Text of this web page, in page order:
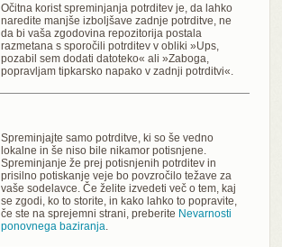
Očitna korist spreminjanja potrditev je, da lahko
naredite manjše izboljšave zadnje potrditve, ne
da bi vaša zgodovina repozitorija postala
razmetana s sporočili potrditev v obliki »Ups,
pozabil sem dodati datoteko« ali »Zaboga,
popravljam tipkarsko napako v zadnji potrditvi«.
Spreminjajte samo potrditve, ki so še vedno
lokalne in še niso bile nikamor potisnjene.
Spreminjanje že prej potisnjenih potrditev in
prisilno potiskanje veje bo povzročilo težave za
vaše sodelavce. Če želite izvedeti več o tem, kaj
se zgodi, ko to storite, in kako lahko to popravite,
če ste na sprejemni strani, preberite Nevarnosti
ponovnega baziranja